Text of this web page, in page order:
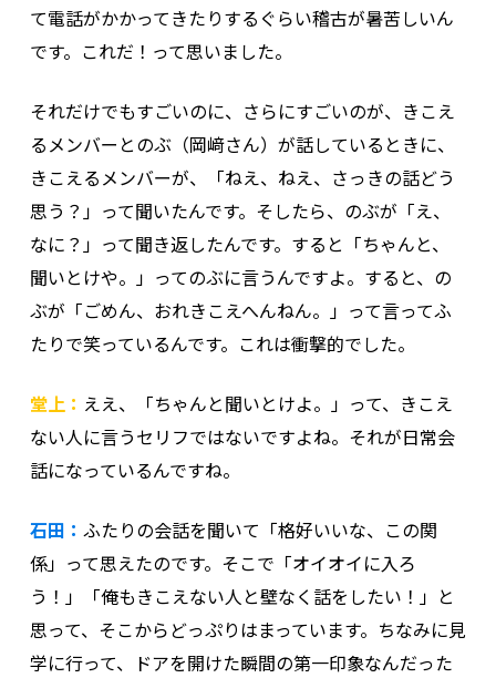
て電話がかかってきたりするぐらい稽古が暑苦しいん
です。これだ！って思いました。
それだけでもすごいのに、さらにすごいのが、きこえ
るメンバーとのぶ（岡﨑さん）が話しているときに、
きこえるメンバーが、「ねえ、ねえ、さっきの話どう
思う？」って聞いたんです。そしたら、のぶが「え、
なに？」って聞き返したんです。すると「ちゃんと、
聞いとけや。」ってのぶに言うんですよ。すると、の
ぶが「ごめん、おれきこえへんねん。」って言ってふ
たりで笑っているんです。これは衝撃的でした。
堂上： ええ、「ちゃんと聞いとけよ。」って、きこえ
ない人に言うセリフではないですよね。それが日常会
話になっているんですね。
石田： ふたりの会話を聞いて「格好いいな、この関
係」って思えたのです。そこで「オイオイに入ろ
う！」「俺もきこえない人と壁なく話をしたい！」と
思って、そこからどっぷりはまっています。ちなみに見
学に行って、ドアを開けた瞬間の第一印象なんだった